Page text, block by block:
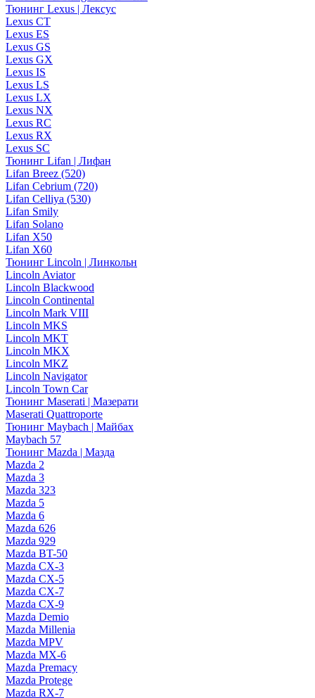
Тюнинг Lexus | Лексус
Lexus CT
Lexus ES
Lexus GS
Lexus GX
Lexus IS
Lexus LS
Lexus LX
Lexus NX
Lexus RC
Lexus RX
Lexus SC
Тюнинг Lifan | Лифан
Lifan Breez (520)
Lifan Cebrium (720)
Lifan Celliya (530)
Lifan Smily
Lifan Solano
Lifan X50
Lifan X60
Тюнинг Lincoln | Линкольн
Lincoln Aviator
Lincoln Blackwood
Lincoln Continental
Lincoln Mark VIII
Lincoln MKS
Lincoln MKT
Lincoln MKX
Lincoln MKZ
Lincoln Navigator
Lincoln Town Car
Тюнинг Maserati | Мазерати
Maserati Quattroporte
Тюнинг Maybach | Майбах
Maybach 57
Тюнинг Mazda | Мазда
Mazda 2
Mazda 3
Mazda 323
Mazda 5
Mazda 6
Mazda 626
Mazda 929
Mazda BT-50
Mazda CX-3
Mazda CX-5
Mazda CX-7
Mazda CX-9
Mazda Demio
Mazda Millenia
Mazda MPV
Mazda MX-6
Mazda Premacy
Mazda Protege
Mazda RX-7